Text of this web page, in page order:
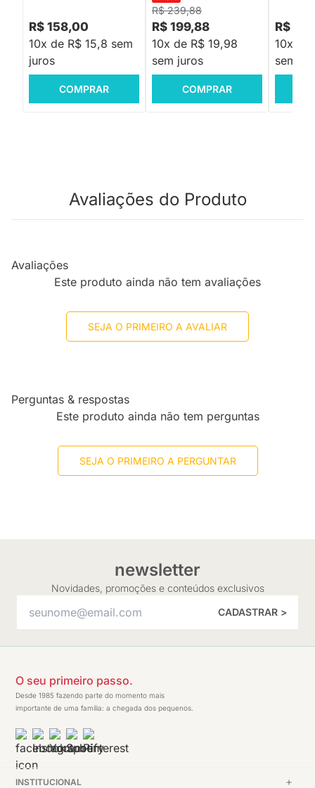
R$ 158,00
10x de R$ 15,8 sem
juros
COMPRAR
R$ 239,88
R$ 199,88
10x de R$ 19,98
sem juros
COMPRAR
R$
10x de
sem
Avaliações do Produto
Avaliações
Este produto ainda não tem avaliações
SEJA O PRIMEIRO A AVALIAR
Perguntas & respostas
Este produto ainda não tem perguntas
SEJA O PRIMEIRO A PERGUNTAR
newsletter
Novidades, promoções e conteúdos exclusivos
CADASTRAR >
O seu primeiro passo.
Desde 1985 fazendo parte do momento mais
importante de uma família: a chegada dos pequenos.
INSTITUCIONAL